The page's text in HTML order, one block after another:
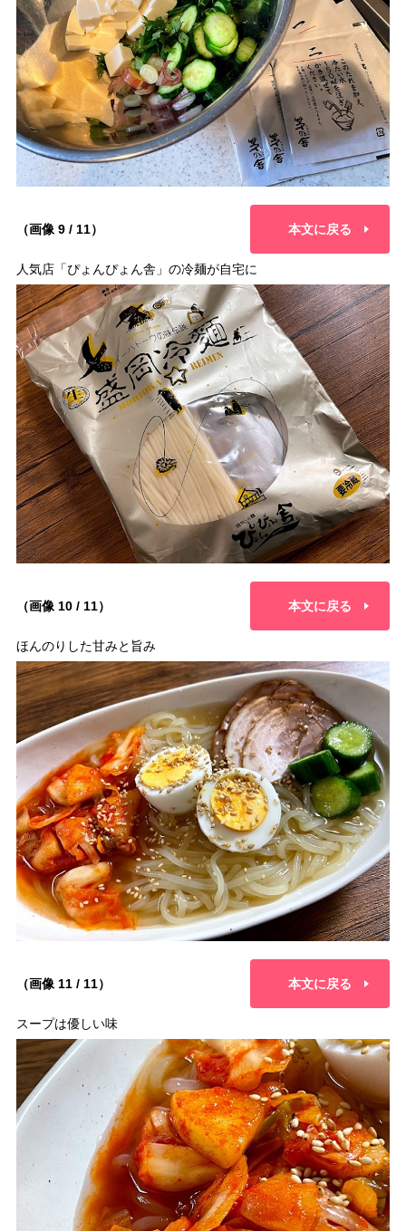
（画像 9 / 11） 本文に戻る
人気店「ぴょんぴょん舎」の冷麺が自宅に
（画像 10 / 11） 本文に戻る
ほんのりした甘みと旨み
（画像 11 / 11） 本文に戻る
スープは優しい味